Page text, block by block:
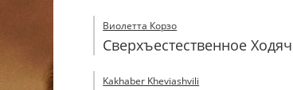
Виолетта Корзо
Сверхъестественное
Kakhaber Kheviashvili